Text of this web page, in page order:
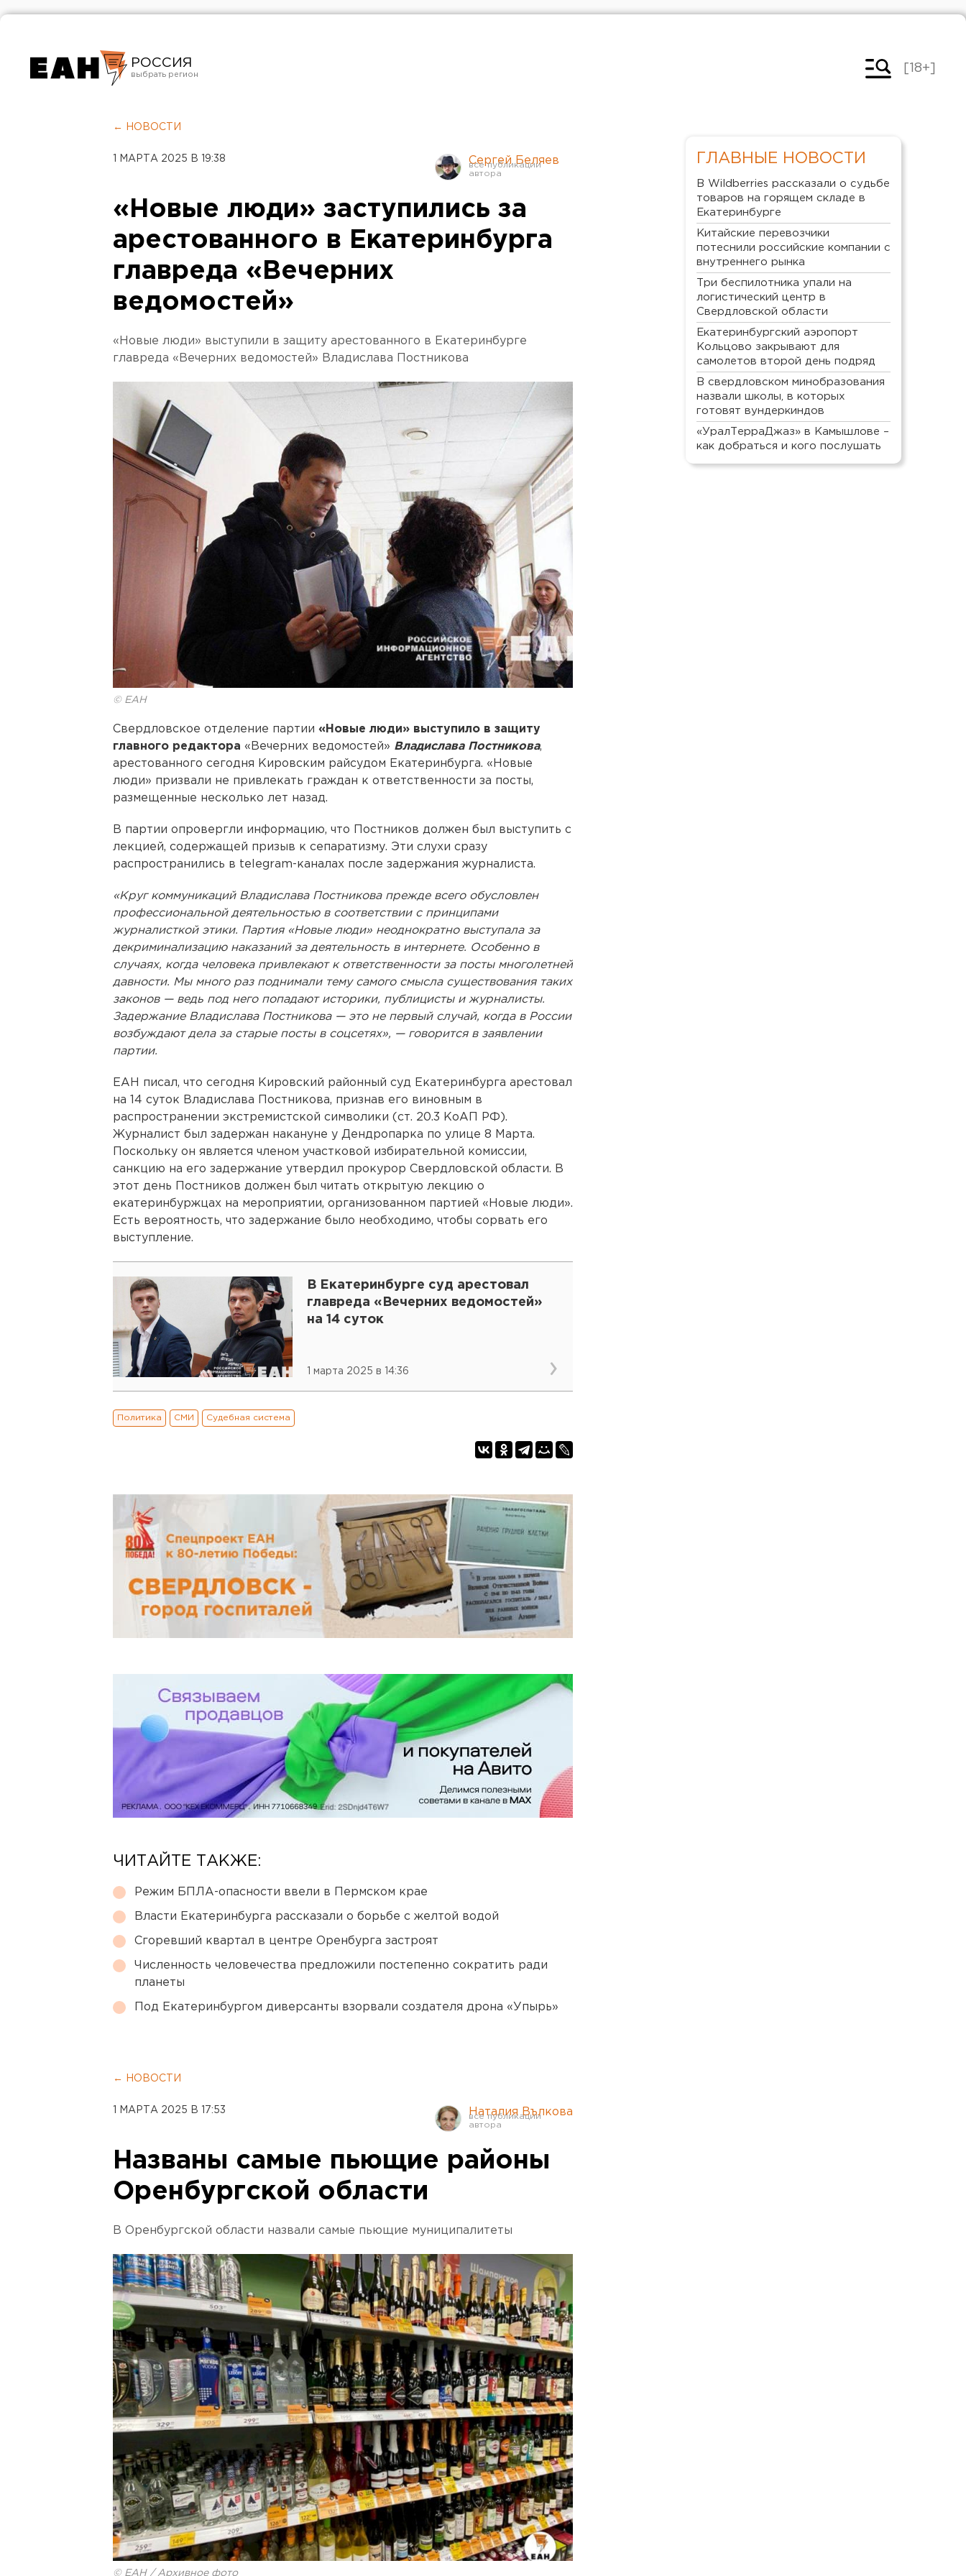
РОССИЯ
Челябинск
[18+]
← НОВОСТИ
1 МАРТА 2025 В 19:38 Сергей Беляев
«Новые люди» заступились за
арестованного в Екатеринбурга
главреда «Вечерних
ведомостей»
«Новые люди» выступили в защиту арестованного в Екатеринбурге
главреда «Вечерних ведомостей» Владислава Постникова
© ЕАН
Свердловское отделение партии «Новые люди» выступило в защиту
главного редактора «Вечерних ведомостей» Владислава Постникова,
арестованного сегодня Кировским райсудом Екатеринбурга. «Новые
люди» призвали не привлекать граждан к ответственности за посты,
размещенные несколько лет назад.
В партии опровергли информацию, что Постников должен был выступить с
лекцией, содержащей призыв к сепаратизму. Эти слухи сразу
распространились в telegram-каналах после задержания журналиста.
«Круг коммуникаций Владислава Постникова прежде всего обусловлен
профессиональной деятельностью в соответствии с принципами
журналисткой этики. Партия «Новые люди» неоднократно выступала за
декриминализацию наказаний за деятельность в интернете. Особенно в
случаях, когда человека привлекают к ответственности за посты многолетней
давности. Мы много раз поднимали тему самого смысла существования таких
законов — ведь под него попадают историки, публицисты и журналисты.
Задержание Владислава Постникова — это не первый случай, когда в России
возбуждают дела за старые посты в соцсетях», — говорится в заявлении
партии.
ЕАН писал, что сегодня Кировский районный суд Екатеринбурга арестовал
на 14 суток Владислава Постникова, признав его виновным в
распространении экстремистской символики (ст. 20.3 КоАП РФ).
Журналист был задержан накануне у Дендропарка по улице 8 Марта.
Поскольку он является членом участковой избирательной комиссии,
санкцию на его задержание утвердил прокурор Свердловской области. В
этот день Постников должен был читать открытую лекцию о
екатеринбуржцах на мероприятии, организованном партией «Новые люди».
Есть вероятность, что задержание было необходимо, чтобы сорвать его
выступление.
В Екатеринбурге суд арестовал
главреда «Вечерних ведомостей»
на 14 суток
1 марта 2025 в 14:36
Политика СМИ Судебная система
ЧИТАЙТЕ ТАКЖЕ:
Режим БПЛА-опасности ввели в Пермском крае
Власти Екатеринбурга рассказали о борьбе с желтой водой
Сгоревший квартал в центре Оренбурга застроят
Численность человечества предложили постепенно сократить ради
планеты
Под Екатеринбургом диверсанты взорвали создателя дрона «Упырь»
← НОВОСТИ
1 МАРТА 2025 В 17:53 Наталия Вълкова
Названы самые пьющие районы
Оренбургской области
В Оренбургской области назвали самые пьющие муниципалитеты
© ЕАН / Архивное фото
ГЛАВНЫЕ НОВОСТИ
В Wildberries рассказали о судьбе
товаров на горящем складе в
Екатеринбурге
Китайские перевозчики
потеснили российские компании с
внутреннего рынка
Три беспилотника упали на
логистический центр в
Свердловской области
Екатеринбургский аэропорт
Кольцово закрывают для
самолетов второй день подряд
В свердловском минобразования
назвали школы, в которых
готовят вундеркиндов
«УралТерраДжаз» в Камышлове –
как добраться и кого послушать